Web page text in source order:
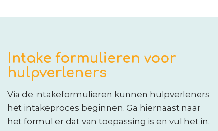
Intake formulieren voor
hulpverleners
Via de intakeformulieren kunnen hulpverleners
het intakeproces beginnen. Ga hiernaast naar
het formulier dat van toepassing is en vul het in.